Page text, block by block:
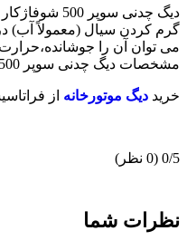
گرم کردن سیال (معمولاً آب)
می توان آن را جوشانده،حرارت
مشخصات دیگ چدنی سوپر 500 توضیحات آن را مطالعه فرمایید.
خرید دیگ موتورخانه از
‫0/5 ‫(0 نظر)
نظرات شما